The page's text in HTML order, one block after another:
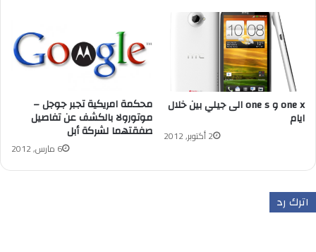
محكمة امريكية تجبر جوجل –
موتورولا بالكشف عن تفاصيل
صفقتهما لشركة أبل
6 مارس, 2012
one x و one s الى جيلي بين خلال
ايام
2 أكتوبر, 2012
اترك رد